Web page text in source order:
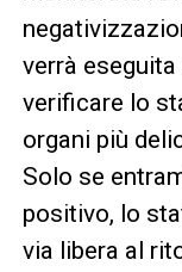
verrà eseguita
verificare lo
organi più
Solo se
positivo, lo
via libera al